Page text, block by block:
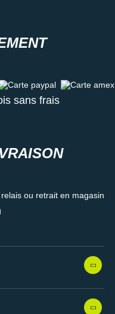
paypal Carte amex
sans frais
ou retrait en magasin